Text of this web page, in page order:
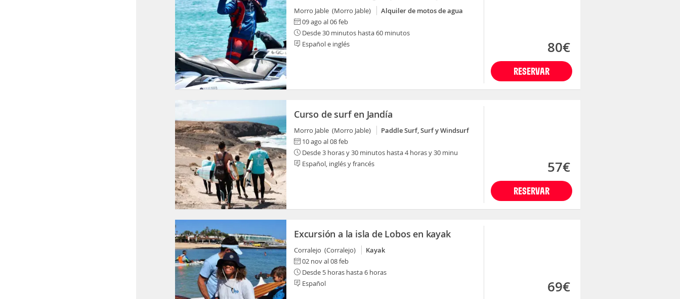
Morro Jable (Morro Jable)
Alquiler de motos de agua
09 ago al 06 feb
Desde 30 minutos hasta 60 minutos
Español e inglés
RESERVAR
80€
Curso de surf en Jandía
Morro Jable (Morro Jable)
Paddle Surf, Surf y Windsurf
10 ago al 08 feb
Desde 3 horas y 30 minutos hasta 4 horas y 30 minu
Español, inglés y francés
RESERVAR
57€
Excursión a la isla de Lobos en kayak
Corralejo (Corralejo)
Kayak
02 nov al 08 feb
Desde 5 horas hasta 6 horas
Español
69€